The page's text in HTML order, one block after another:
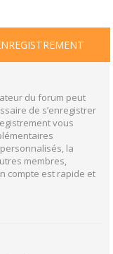
du forum peut
de s’enregistrer
vous
la
membres,
compte est rapide et